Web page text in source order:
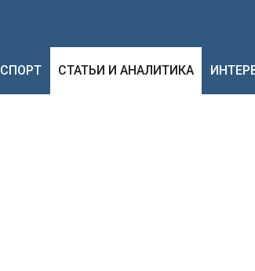
СПОРТ СТАТЬИ И АНАЛИТИКА